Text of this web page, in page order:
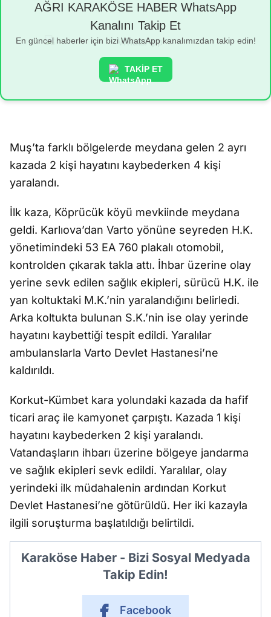
AĞRI KARAKÖSE HABER WhatsApp
Kanalını Takip Et
En güncel haberler için bizi WhatsApp kanalımızdan takip edin!
TAKİP ET
Muş’ta farklı bölgelerde meydana gelen 2 ayrı
kazada 2 kişi hayatını kaybederken 4 kişi
yaralandı.
İlk kaza, Köprücük köyü mevkiinde meydana
geldi. Karlıova’dan Varto yönüne seyreden H.K.
yönetimindeki 53 EA 760 plakalı otomobil,
kontrolden çıkarak takla attı. İhbar üzerine olay
yerine sevk edilen sağlık ekipleri, sürücü H.K. ile
yan koltuktaki M.K.’nin yaralandığını belirledi.
Arka koltukta bulunan S.K.’nin ise olay yerinde
hayatını kaybettiği tespit edildi. Yaralılar
ambulanslarla Varto Devlet Hastanesi’ne
kaldırıldı.
Korkut-Kümbet kara yolundaki kazada da hafif
ticari araç ile kamyonet çarpıştı. Kazada 1 kişi
hayatını kaybederken 2 kişi yaralandı.
Vatandaşların ihbarı üzerine bölgeye jandarma
ve sağlık ekipleri sevk edildi. Yaralılar, olay
yerindeki ilk müdahalenin ardından Korkut
Devlet Hastanesi’ne götürüldü. Her iki kazayla
ilgili soruşturma başlatıldığı belirtildi.
Karaköse Haber - Bizi Sosyal Medyada
Takip Edin!
Facebook